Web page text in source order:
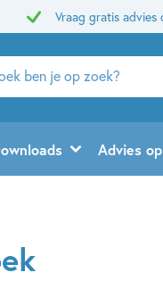
Vraag gratis advies
Advies